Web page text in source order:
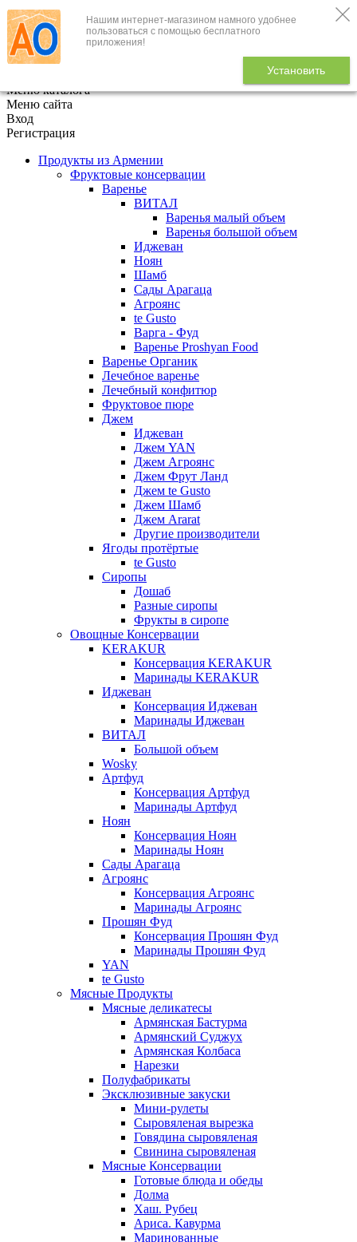
Нашим интернет-магазином намного удобнее
пользоваться с помощью бесплатного
приложения!
Установить
+7 (495) 646-888-1
В корзине
Меню каталога
Меню сайта
Вход
Регистрация
Продукты из Армении
Фруктовые консервации
Варенье
ВИТАЛ
Варенья малый объем
Варенья большой объем
Иджеван
Ноян
Шамб
Сады Арагаца
Агроянс
te Gusto
Варга - Фуд
Варенье Proshyan Food
Варенье Органик
Лечебное варенье
Лечебный конфитюр
Фруктовое пюре
Джем
Иджеван
Джем YAN
Джем Агроянс
Джем Фрут Ланд
Джем te Gusto
Джем Шамб
Джем Ararat
Другие производители
Ягоды протёртые
te Gusto
Сиропы
Дошаб
Разные сиропы
Фрукты в сиропе
Овощные Консервации
KERAKUR
Консервация KERAKUR
Маринады KERAKUR
Иджеван
Консервация Иджеван
Маринады Иджеван
ВИТАЛ
Большой объем
Wosky
Артфуд
Консервация Артфуд
Маринады Артфуд
Ноян
Консервация Ноян
Маринады Ноян
Сады Арагаца
Агроянс
Консервация Агроянс
Маринады Агроянс
Прошян Фуд
Консервация Прошян Фуд
Маринады Прошян Фуд
YAN
te Gusto
Мясные Продукты
Мясные деликатесы
Армянская Бастурма
Армянский Суджух
Армянская Колбаса
Нарезки
Полуфабрикаты
Эксклюзивные закуски
Мини-рулеты
Сыровяленая вырезка
Говядина сыровяленая
Свинина сыровяленая
Мясные Консервации
Готовые блюда и обеды
Долма
Хаш. Рубец
Ариса. Кавурма
Маринованные